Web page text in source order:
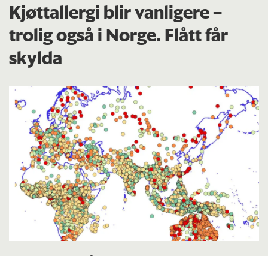
Kjøttallergi blir vanligere –
trolig også i Norge. Flått får
skylda